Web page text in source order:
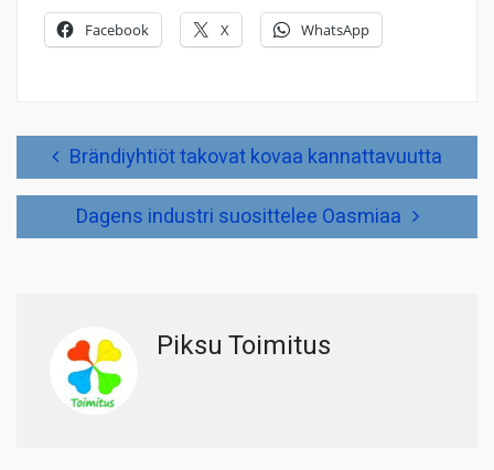
Facebook X WhatsApp
ArtikkelienBrändiyhtiöt takovat kovaa kannattavuutta
Dagens industri suosittelee Oasmiaa
Piksu Toimitus